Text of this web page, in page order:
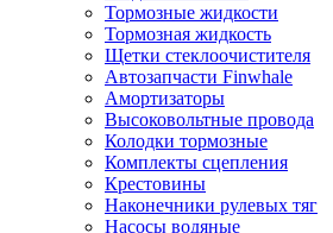
Тормозные жидкости
Тормозная жидкость
Щетки стеклоочистителя
Автозапчасти Finwhale
Амортизаторы
Высоковольтные провода
Колодки тормозные
Комплекты сцепления
Крестовины
Наконечники рулевых тяг
Насосы водяные